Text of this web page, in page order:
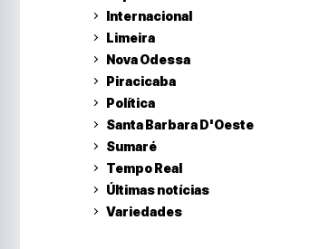
Internacional
Limeira
Nova Odessa
Piracicaba
Política
Santa Barbara D'Oeste
Sumaré
Tempo Real
Últimas notícias
Variedades